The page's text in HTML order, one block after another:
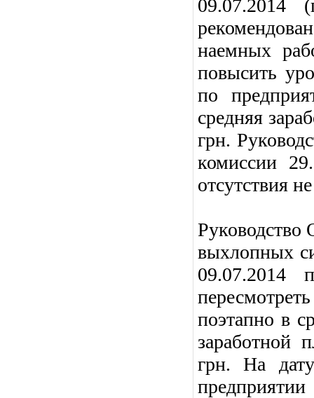
наемных
повысить
по
средняя
грн.
комиссии
отсутствия
выхлопных
09.07.2014
поэтапно в
заработной
грн. На
предприятии